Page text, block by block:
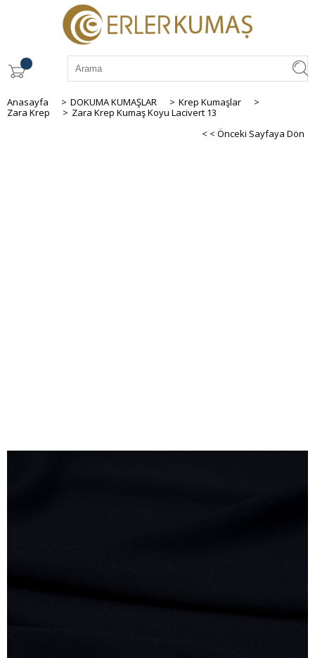
Anasayfa > DOKUMA KUMAŞLAR > Krep Kumaşlar
>
Zara Krep
> Zara Krep Kumaş Koyu Lacivert 13
< < Önceki Sayfaya Dön